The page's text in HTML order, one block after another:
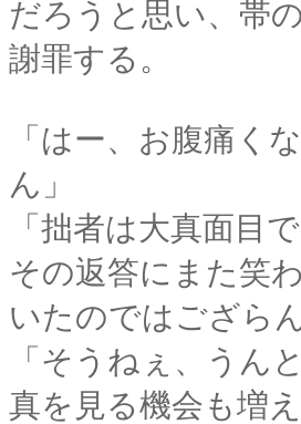
だろうと思い、帯
謝罪する。
「はー、お腹痛く
ん」
「拙者は大真面目
その返答にまた笑
いたのではござら
「そうねぇ、うん
真を見る機会も増